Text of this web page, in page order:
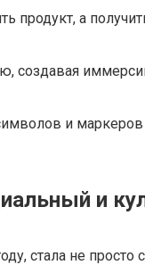
продукт, а
создавая
и
и
стала не